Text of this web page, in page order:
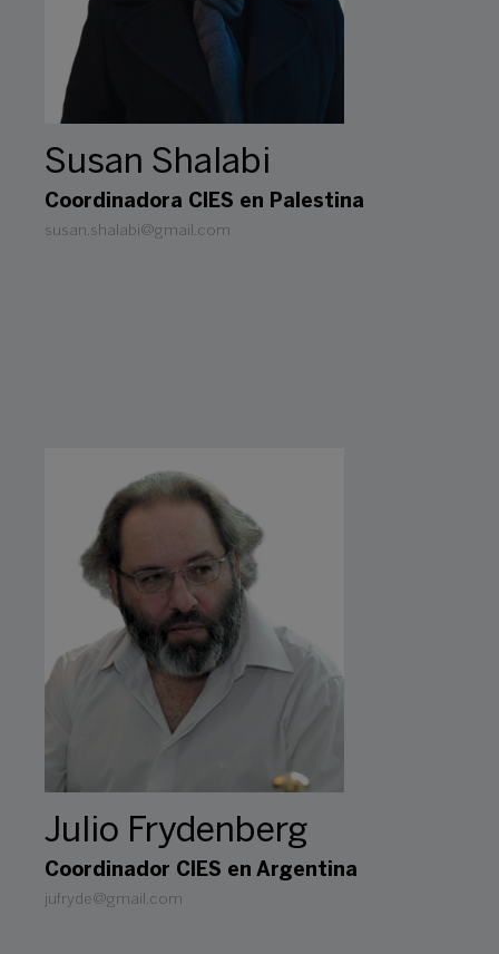
Susan Shalabi
Coordinadora CIES en Palestina
susan.shalabi@gmail.com
Julio Frydenberg
Coordinador CIES en Argentina
jufryde@gmail.com